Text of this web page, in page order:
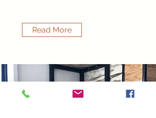
Read More